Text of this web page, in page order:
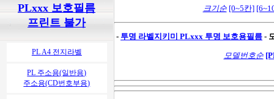
PLxxx 보호필름
프린트 불가
PL A4 전지라벨
PL 주소용(일반용)
주소용(CD번호부용)
크기순 [0~5칸]
- 투명 라벨지키미 PLxxx 투명 보호용필름 -
모델번호순